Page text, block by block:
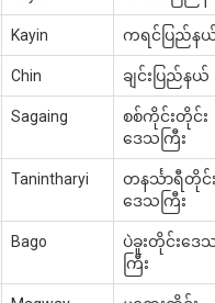
Kayin ကရင်ပြည်န
Chin ချင်းပြည်နယ်
Sagaing
စစ်ကိုင်းတိုင်း
ဒေသကြီး
Tanintharyi
တနင်္သာရီတိုင်
ဒေသကြီး
Bago
ပဲခူးတိုင်းဒေ
ကြီး